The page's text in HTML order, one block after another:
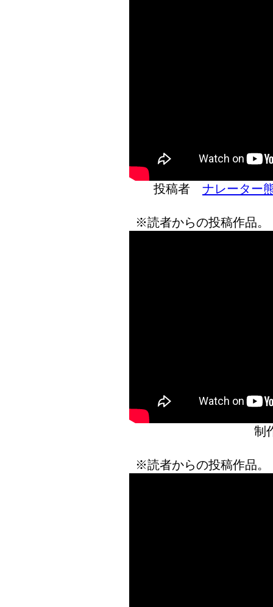
投稿者 ナレーター
※読者からの投稿作品
制
※読者からの投稿作品